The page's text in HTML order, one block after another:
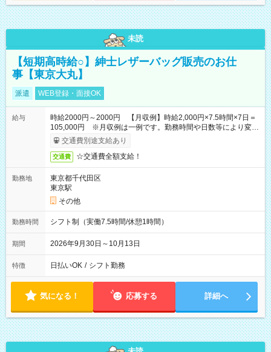
未読
【短期高時給○】紳士レザーバッグ販売のお仕
事【東京大丸】
派遣 WEB登録・面接OK
給与
時給2000円～2000円 【月収例】時給2,000円×7.5時間×7日＝
105,000円 ※月収例は一例です。勤務時間や日数等により変動
いたします。
交通費別途支給あり
交通費 ☆交通費全額支給！
勤務地
東京都千代田区
東京駅
その他
勤務時間 シフト制（実働7.5時間/休憩1時間）
期間 2026年9月30日～10月13日
特徴 日払いOK / シフト勤務
気になる！ 応募する 詳細へ